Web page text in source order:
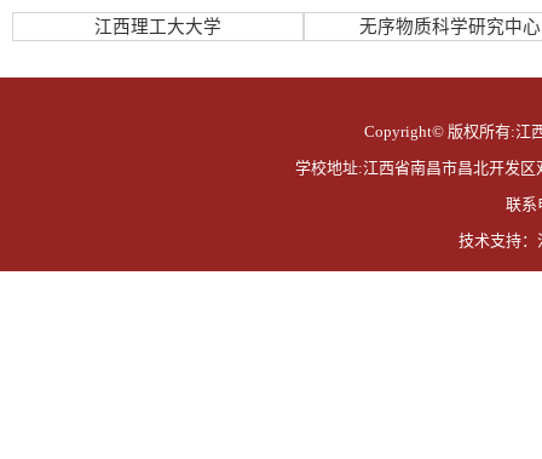
江西理工大大学 无序物质科学研究中心
Copyright© 版权所有:江
学校地址:江西省南昌市昌北开发
联系
技术支持